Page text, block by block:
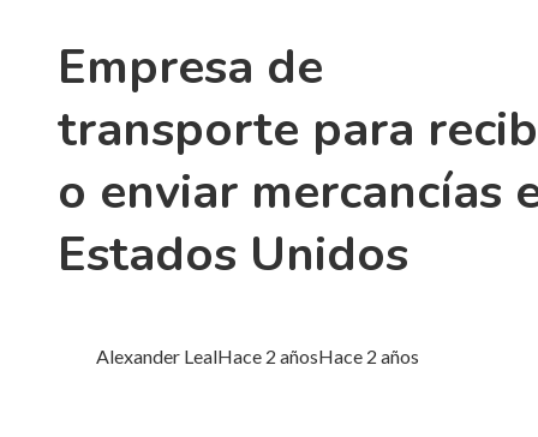
Empresa de
transporte para
o enviar mercancías
Estados Unidos
Alexander LealHace 2 añosHace 2 años